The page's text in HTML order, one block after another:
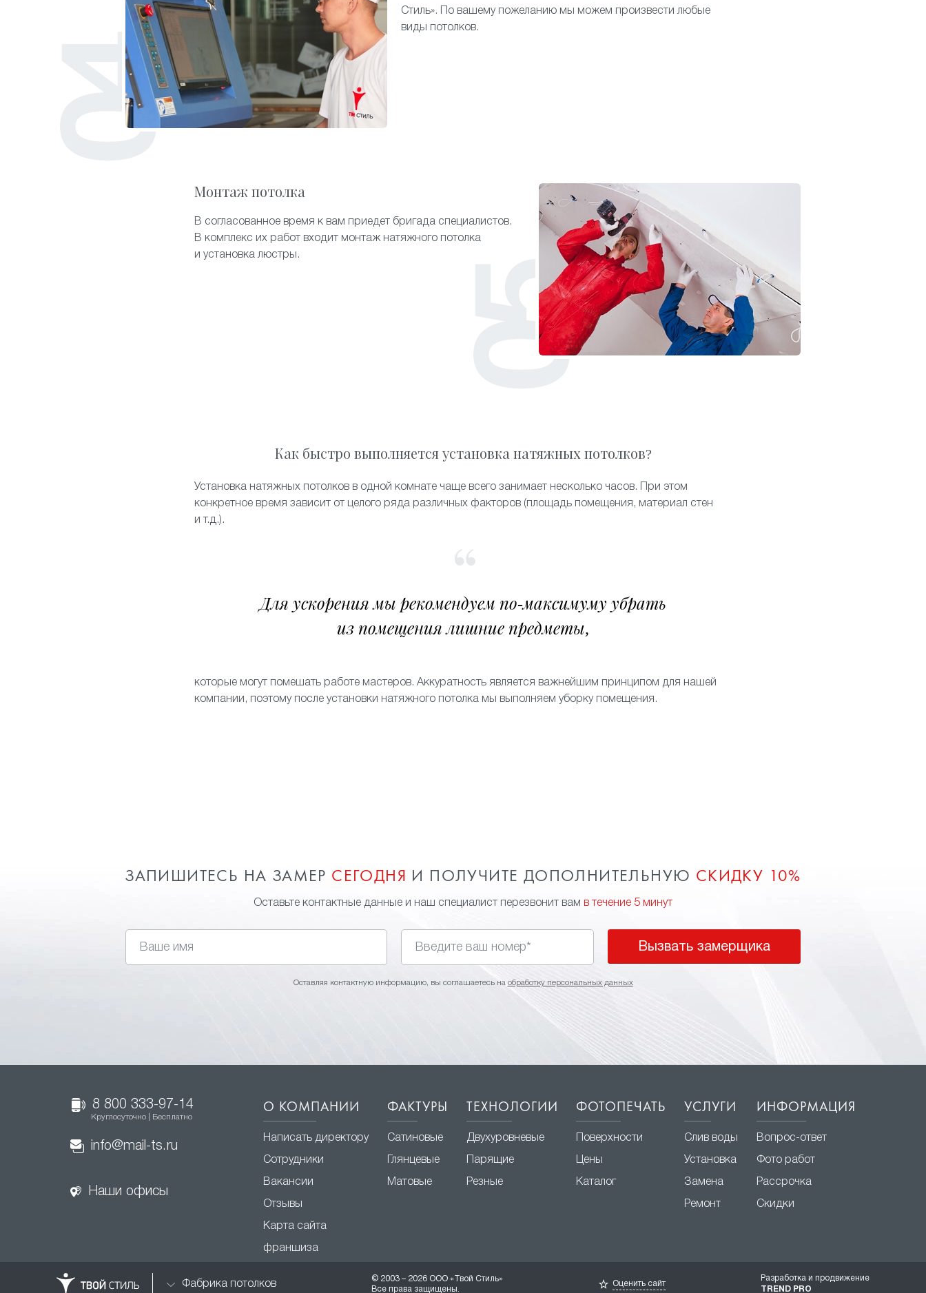
Стиль». По вашему пожеланию мы можем произвести любые
виды потолков.
Монтаж потолка
В согласованное время к вам приедет бригада специалистов.
В комплекс их работ входит монтаж натяжного потолка
и установка люстры.
Как быстро выполняется установка натяжных потолков?
Установка натяжных потолков в одной комнате чаще всего занимает несколько часов. При этом
конкретное время зависит от целого ряда различных факторов (площадь помещения, материал стен
и т.д.).
Для ускорения мы рекомендуем по-максимуму убрать
из помещения лишние предметы,
которые могут помешать работе мастеров. Аккуратность является важнейшим принципом для нашей
компании, поэтому после установки натяжного потолка мы выполняем уборку помещения.
ЗАПИШИТЕСЬ НА ЗАМЕР СЕГОДНЯ И ПОЛУЧИТЕ ДОПОЛНИТЕЛЬНУЮ СКИДКУ 10%
Оставьте контактные данные и наш специалист перезвонит вам в течение 5 минут
Вызвать замерщика
Оставляя контактную информацию, вы соглашаетесь на обработку персональных данных
8 800 333-97-14
Круглосуточно | Бесплатно
info@mail-ts.ru
Наши офисы
О КОМПАНИИ
Написать директору
Сотрудники
Вакансии
Отзывы
Карта сайта
франшиза
ФАКТУРЫ
Сатиновые
Глянцевые
Матовые
ТЕХНОЛОГИИ
Двухуровневые
Парящие
Резные
ФОТОПЕЧАТЬ
Поверхности
Цены
Каталог
УСЛУГИ
Слив воды
Установка
Замена
Ремонт
ИНФОРМАЦИЯ
Вопрос-ответ
Фото работ
Рассрочка
Скидки
Фабрика потолков
© 2003 – 2026 ООО «Твой Стиль»
Все права защищены.
Оценить сайт
Разработка и продвижение
TREND PRO